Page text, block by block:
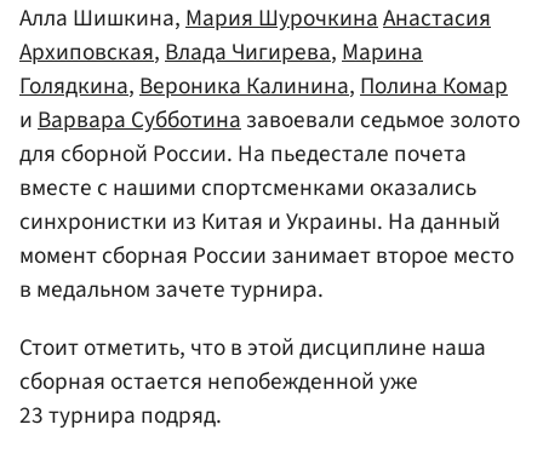
Алла Шишкина,Мария ШурочкинаАнастасия
Архиповская,Влада Чигирева,Марина
Голядкина,Вероника Калинина,Полина Комар
иВарвара Субботиназавоевали седьмое золото
для сборной России. На пьедестале почета
вместе с нашими спортсменками оказались
синхронистки из Китая и Украины. На данный
момент сборная России занимает второе место
в медальном зачете турнира.
Стоит отметить, что в этой дисциплине наша
сборная остается непобежденной уже
23 турнира подряд.